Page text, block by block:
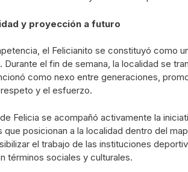
y proyección a futuro
el Felicianito se constituyó como
Durante el fin de semana, la localidad se
como nexo entre generaciones,
y el esfuerzo.
Felicia se acompañó activamente la
posicionan a la localidad dentro del
el trabajo de las instituciones
términos sociales y culturales.